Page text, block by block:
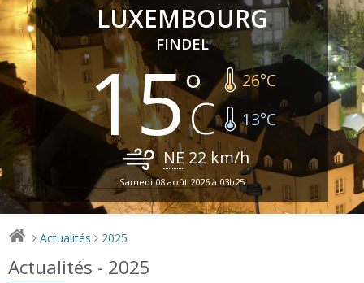
LUXEMBOURG
FINDEL
15 26°C
13°C
NE 22 km/h
Samedi 08 août 2026 à 03h25
> Actualités > 2025
Actualités - 2025